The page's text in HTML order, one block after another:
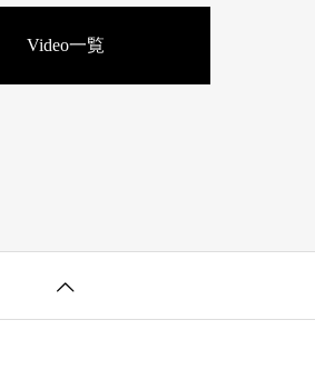
Video一覧